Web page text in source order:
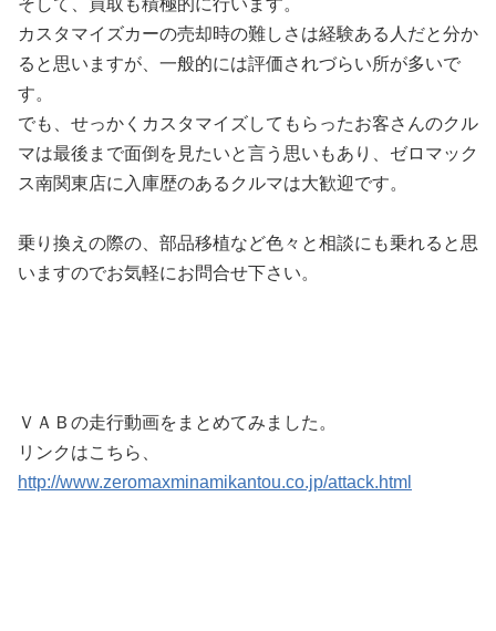
カスタマイズカーの売却時の難しさは経験ある人だと分か
ると思いますが、一般的には評価されづらい所が多いで
す。
でも、せっかくカスタマイズしてもらったお客さんのクル
マは最後まで面倒を見たいと言う思いもあり、ゼロマック
ス南関東店に入庫歴のあるクルマは大歓迎です。
乗り換えの際の、部品移植など色々と相談にも乗れると思
いますのでお気軽にお問合せ下さい。
ＶＡＢの走行動画をまとめてみました。
リンクはこちら、
http://www.zeromaxminamikantou.co.jp/attack.html